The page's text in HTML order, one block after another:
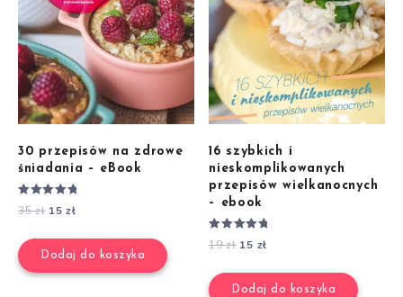
30 przepisów na zdrowe
śniadania – eBook
Oceniono
5.00
35zł 15zł
Dodaj do koszyka
16 szybkich i
nieskomplikowanych
przepisów wielkanocnych
– ebook
Oceniono
5.00
19zł 15 zł
Dodaj do koszyka